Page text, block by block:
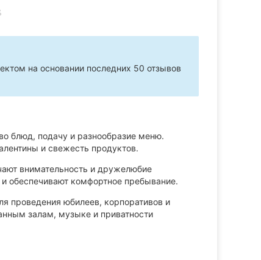
на основании последних 50 отзывов
блюд, подачу и разнообразие меню.
и свежесть продуктов.
внимательность и дружелюбие
обеспечивают комфортное пребывание.
проведения юбилеев, корпоративов и
залам, музыке и приватности